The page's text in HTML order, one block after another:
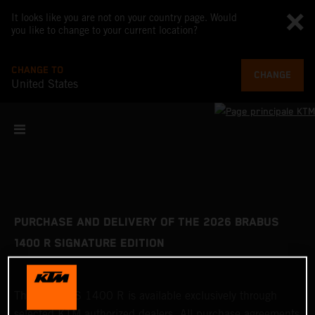
It looks like you are not on your country page. Would
you like to change to your current location?
CHANGE TO
United States
CHANGE
PURCHASE AND DELIVERY OF THE 2026 BRABUS
1400 R SIGNATURE EDITION